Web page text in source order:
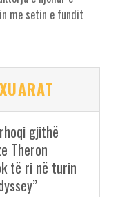
me setin e fundit
gjithë
Theron
të ri në turin